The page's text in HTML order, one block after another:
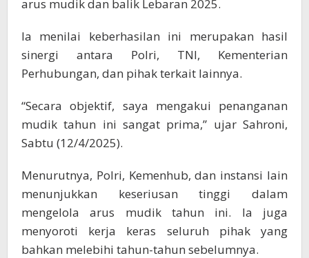
arus mudik dan balik Lebaran 2025.
Ia menilai keberhasilan ini merupakan hasil
sinergi antara Polri, TNI, Kementerian
Perhubungan, dan pihak terkait lainnya.
“Secara objektif, saya mengakui penanganan
mudik tahun ini sangat prima,” ujar Sahroni,
Sabtu (12/4/2025).
Menurutnya, Polri, Kemenhub, dan instansi lain
menunjukkan keseriusan tinggi dalam
mengelola arus mudik tahun ini. Ia juga
menyoroti kerja keras seluruh pihak yang
bahkan melebihi tahun-tahun sebelumnya.